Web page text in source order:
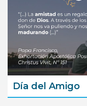
Día del Amigo